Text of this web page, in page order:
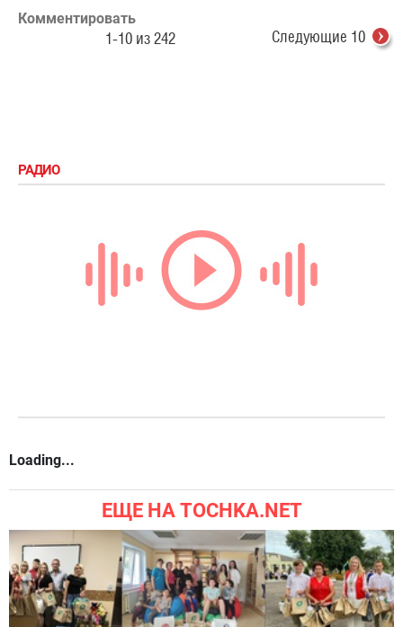
Комментировать
Следующие 10
1-10 из 242
РАДИО
Loading...
ЕЩЕ НА TOCHKA.NET